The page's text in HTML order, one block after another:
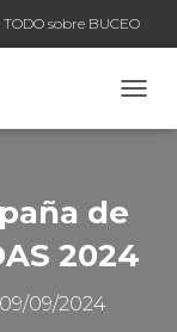
TODO sobre BUCEO
de
2024
09/09/2024